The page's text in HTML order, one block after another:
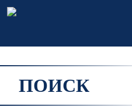
ПОИСК